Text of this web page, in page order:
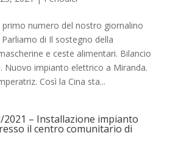
primo numero del nostro giornalino
di Il sostegno della
e ceste alimentari. Bilancio
Nuovo impianto elettrico a Miranda.
Così la Cina sta...
2021 – Installazione impianto
il centro comunitario di